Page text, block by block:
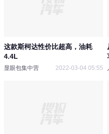
这款斯柯达性价比超高，油耗
4.4L
显眼包集中营 2022-03-04 05:55